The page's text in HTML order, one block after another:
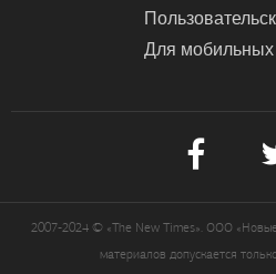
Для мобильных
2007-2024 © «The New Times». ООО
материалов допускается